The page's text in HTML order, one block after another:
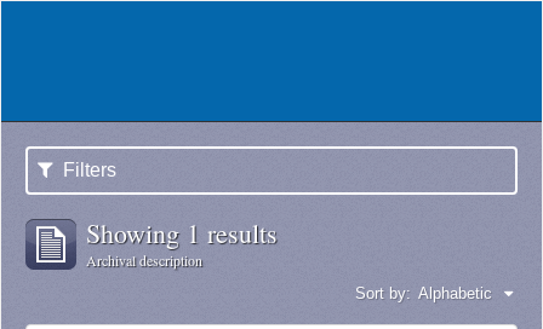
Filters
Showing 1 results
Archival description
Sort by: Alphabetic